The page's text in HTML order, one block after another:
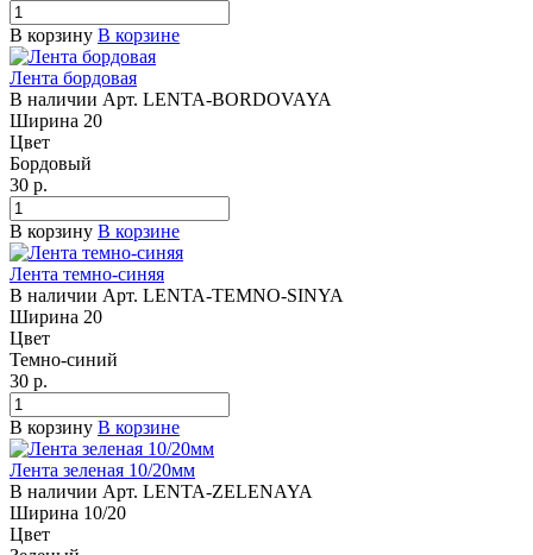
В корзину В корзине
Лента бордовая
В наличии Арт. LENTA-BORDOVAYA
Ширина 20
Цвет
Бордовый
30 р.
В корзину В корзине
Лента темно-синяя
В наличии Арт. LENTA-TEMNO-SINYA
Ширина 20
Цвет
Темно-синий
30 р.
В корзину В корзине
Лента зеленая 10/20мм
В наличии Арт. LENTA-ZELENAYA
Ширина 10/20
Цвет